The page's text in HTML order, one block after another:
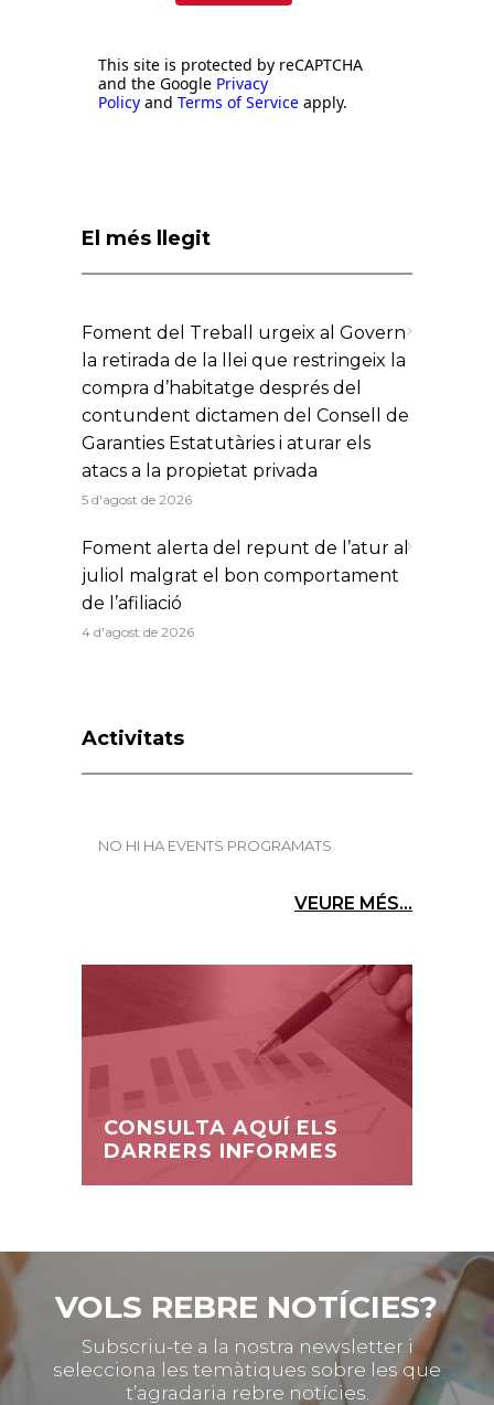
This site is protected by reCAPTCHA
and the Google Privacy
Policy and Terms of Service apply.
El més llegit
Foment del Treball urgeix al Govern
la retirada de la llei que restringeix la
compra d’habitatge després del
contundent dictamen del Consell de
Garanties Estatutàries i aturar els
atacs a la propietat privada
5 d'agost de 2026
Foment alerta del repunt de l’atur al
juliol malgrat el bon comportament
de l’afiliació
4 d'agost de 2026
Activitats
NO HI HA EVENTS PROGRAMATS
VEURE MÉS...
CONSULTA AQUÍ ELS
DARRERS INFORMES
VOLS REBRE NOTÍCIES?
Subscriu-te a la nostra newsletter i
selecciona les temàtiques sobre les que
t’agradaria rebre notícies.